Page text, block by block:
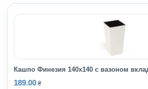
Кашпо Финезия 140х140 с вазоном
189.00 ₴